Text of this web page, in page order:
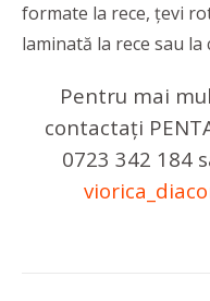
formate la rece, țevi
laminată la rece sau la
Pentru mai
contactați
0723 342 184